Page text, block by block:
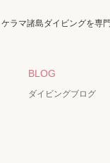
ケラマ諸島ダイビングを専
BLOG
ダイビングブログ